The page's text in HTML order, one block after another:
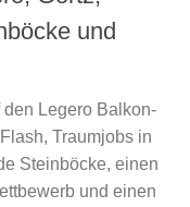
und
Legero Balkon-
Traumjobs in
Steinböcke, einen
und einen